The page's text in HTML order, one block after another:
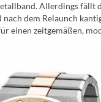
Allerdings fällt
nach dem Relaunch
einen zeitgemäßen,